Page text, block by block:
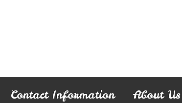
Contact Information About Us